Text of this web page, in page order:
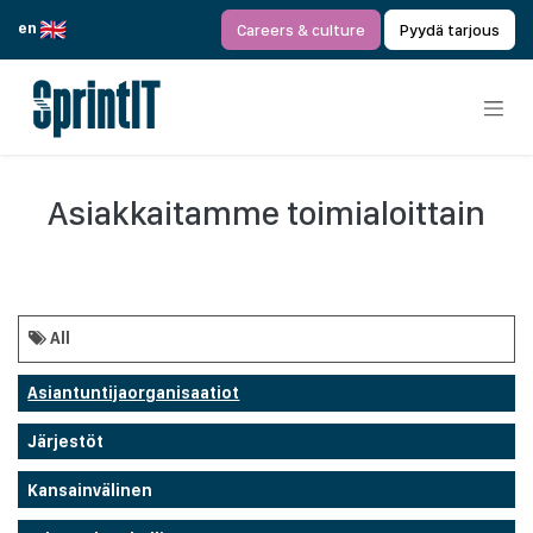
en
Careers & culture Pyydä tarjous
Asiakkaitamme toimialoittain
All
Asiantuntijaorganisaatiot
Järjestöt
Kansainvälinen